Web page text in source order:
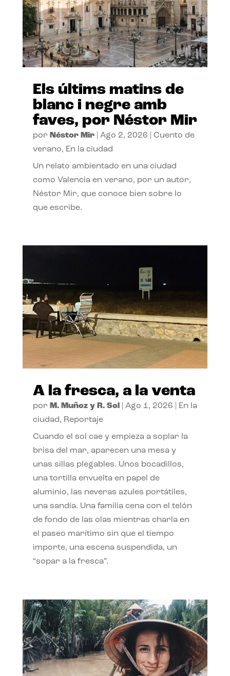
Els últims matins de
blanc i negre amb
faves, por Néstor Mir
por Néstor Mir| Ago 2, 2026
Cuento de
verano, En la ciudad
Un relato ambientado en una ciudad
como Valencia en verano, por un autor,
Néstor Mir, que conoce bien sobre lo
que escribe.
A la fresca, a la venta
por M. Muñoz y R. Sol| Ago 1, 2026
En la
ciudad, Reportaje
Cuando el sol cae y empieza a soplar la
brisa del mar, aparecen una mesa y
unas sillas plegables. Unos bocadillos,
una tortilla envuelta en papel de
aluminio, las neveras azules portátiles,
una sandía. Una familia cena con el telón
de fondo de las olas mientras charla en
el paseo marítimo sin que el tiempo
importe, una escena suspendida, un
“sopar a la fresca”.